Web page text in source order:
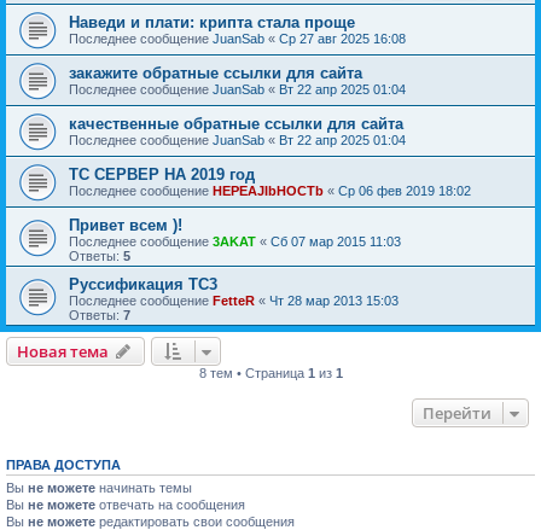
Наведи и плати: крипта стала проще
Последнее сообщение JuanSab « Ср 27 авг 2025 16:08
закажите обратные ссылки для сайта
Последнее сообщение JuanSab « Вт 22 апр 2025 01:04
качественные обратные ссылки для сайта
Последнее сообщение JuanSab « Вт 22 апр 2025 01:04
ТС СЕРВЕР НА 2019 год
Последнее сообщение HEPEAJIbHOCTb « Ср 06 фев 2019 18:02
Привет всем )!
Последнее сообщение 3AKAT « Сб 07 мар 2015 11:03
Ответы: 5
Руссификация ТС3
Последнее сообщение FetteR « Чт 28 мар 2013 15:03
Ответы: 7
Новая тема
8 тем • Страница 1 из 1
Перейти
ПРАВА ДОСТУПА
Вы не можете начинать темы
Вы не можете отвечать на сообщения
Вы не можете редактировать свои сообщения